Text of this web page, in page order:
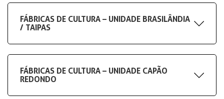
FÁBRICAS DE CULTURA – UNIDADE BRASILÂNDIA
/ TAIPAS
FÁBRICAS DE CULTURA – UNIDADE CAPÃO
REDONDO